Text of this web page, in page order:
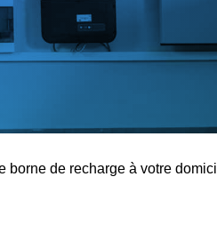
borne de recharge à votre